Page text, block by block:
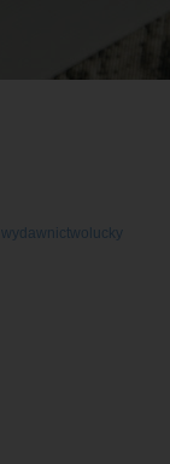
wydawnictwolucky